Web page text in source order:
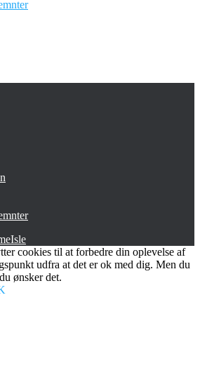
cookies til at forbedre din oplevelse af
udfra at det er ok med dig. Men du
ønsker det.